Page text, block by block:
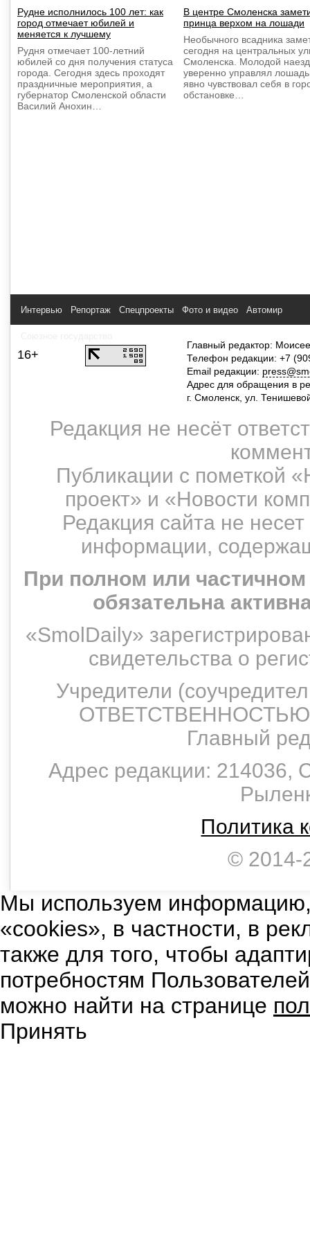
Рудне исполнилось 100 лет: как
город отмечает юбилей и
меняется к лучшему
Рудня отмечает 100-летний
юбилей со дня получения статуса
города. Сегодня здесь проходят
праздничные мероприятия, а
губернатор Смоленской области
Василий Анохин…
В центре Смоленска
принца верхом на лошади
Необычного всадника
сегодня на центральных
Смоленска. Молодой
уверенно управлял
явно чувствовал себя в
обстановке…
Интервью Репортаж Спецпроекты Фото и видео Автомир
16+
Главный редактор:
Телефон редакции: +7
Email редакции:
Адрес для обращения в
г. Смоленск, ул.
Редакция не несёт
Публикации с пометкой
проект» и «Новости
Редакция сайта не
информации,
При полном или
обязательна
«SmolDaily»
свидетельства о
Учредители
Главный
Адрес редакции: 214036,
Политика
© 2014-
Мы используем
«cookies», в частности, в
также для того, чтобы
потребностям
можно найти на странице
Принять